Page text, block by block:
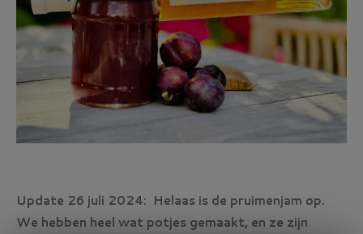
Update 26 juli 2024: Helaas is de pruimenjam op.
We hebben heel wat potjes gemaakt, en ze zijn